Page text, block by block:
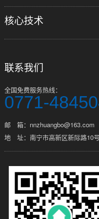
核心技术
联系我们
全国免费服务热线：
0771-
邮 箱：nnzhuangbo@163.com
地 址：南宁市高新区新际路10